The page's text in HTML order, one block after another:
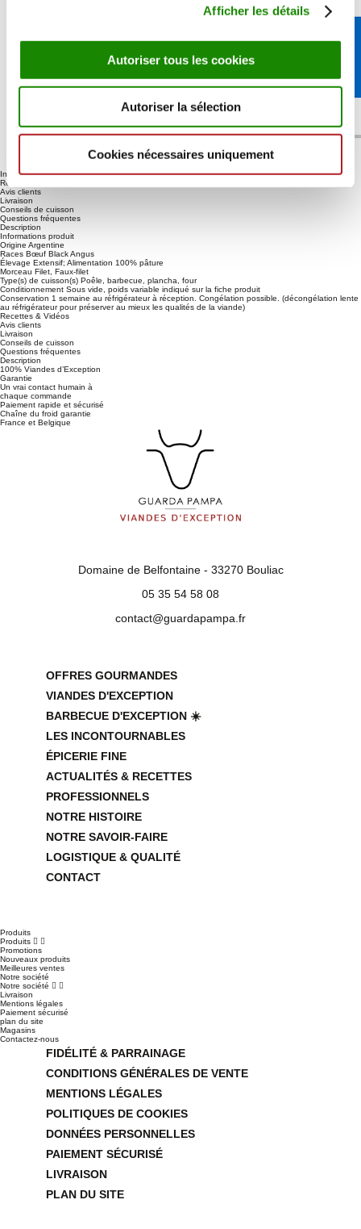
Afficher les détails
Autoriser tous les cookies
Autoriser la sélection
Cookies nécessaires uniquement
Informations produit
Recettes & Vidéos
Avis clients
Livraison
Conseils de cuisson
Questions fréquentes
Description
Informations produit
Origine Argentine
Races Bœuf Black Angus
Élevage Extensif; Alimentation 100% pâture
Morceau Filet, Faux-filet
Type(s) de cuisson(s) Poêle, barbecue, plancha, four
Conditionnement Sous vide, poids variable indiqué sur la fiche produit
Conservation 1 semaine au réfrigérateur à réception. Congélation possible. (décongélation lente
au réfrigérateur pour préserver au mieux les qualités de la viande)
Recettes & Vidéos
Avis clients
Livraison
Conseils de cuisson
Questions fréquentes
Description
100% Viandes d’Exception
Garantie
Un vrai contact humain à
chaque commande
Paiement rapide et sécurisé
Chaîne du froid garantie
France et Belgique
Domaine de Belfontaine - 33270 Bouliac
05 35 54 58 08
contact@guardapampa.fr
OFFRES GOURMANDES
VIANDES D'EXCEPTION
BARBECUE D'EXCEPTION ☀️
LES INCONTOURNABLES
ÉPICERIE FINE
ACTUALITÉS & RECETTES
PROFESSIONNELS
NOTRE HISTOIRE
NOTRE SAVOIR-FAIRE
LOGISTIQUE & QUALITÉ
CONTACT
Produits
Produits  
Promotions
Nouveaux produits
Meilleures ventes
Notre société
Notre société  
Livraison
Mentions légales
Paiement sécurisé
plan du site
Magasins
Contactez-nous
FIDÉLITÉ & PARRAINAGE
CONDITIONS GÉNÉRALES DE VENTE
MENTIONS LÉGALES
POLITIQUES DE COOKIES
DONNÉES PERSONNELLES
PAIEMENT SÉCURISÉ
LIVRAISON
PLAN DU SITE